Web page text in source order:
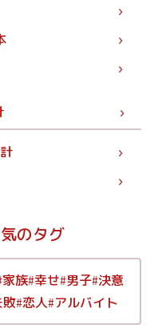
のタグ
家族#幸せ#男子#決意
敗#恋人#アルバイト